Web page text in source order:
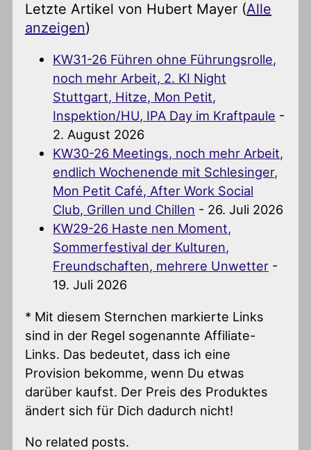
Letzte Artikel von Hubert Mayer (Alle
anzeigen)
KW31-26 Führen ohne Führungsrolle,
noch mehr Arbeit, 2. KI Night
Stuttgart, Hitze, Mon Petit,
Inspektion/HU, IPA Day im Kraftpaule -
2. August 2026
KW30-26 Meetings, noch mehr Arbeit,
endlich Wochenende mit Schlesinger,
Mon Petit Café, After Work Social
Club, Grillen und Chillen - 26. Juli 2026
KW29-26 Haste nen Moment,
Sommerfestival der Kulturen,
Freundschaften, mehrere Unwetter -
19. Juli 2026
* Mit diesem Sternchen markierte Links
sind in der Regel sogenannte Affiliate-
Links. Das bedeutet, dass ich eine
Provision bekomme, wenn Du etwas
darüber kaufst. Der Preis des Produktes
ändert sich für Dich dadurch nicht!
No related posts.